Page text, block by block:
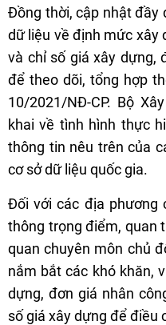
Đồng thời, cập nhật đầy
dữ liệu về định mức xây
và chỉ số giá xây dựng,
để theo dõi, tổng hợp
10/2021/NĐ-CP. Bộ
khai về tình hình thực
thông tin nêu trên của
cơ sở dữ liệu quốc gia.
Đối với các địa phương
thông trọng điểm, quan
quan chuyên môn chủ
nắm bắt các khó khăn,
dựng, đơn giá nhân
số giá xây dựng để điều